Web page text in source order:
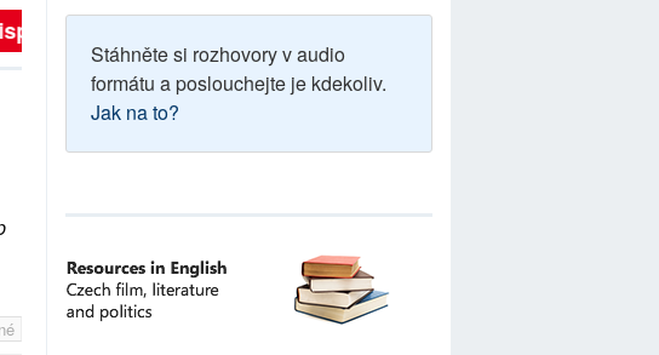
➥
Stáhněte si rozhovory v audio
formátu a poslouchejte je kdekoliv.
Jak na to?